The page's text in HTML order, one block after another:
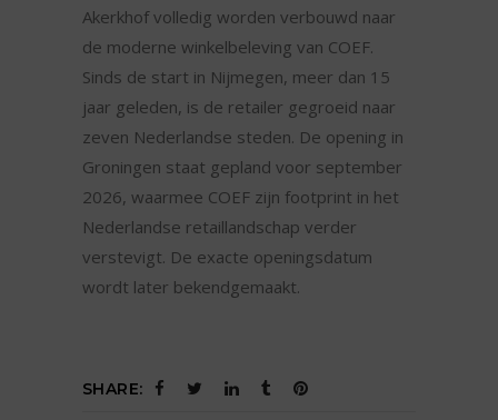
Akerkhof volledig worden verbouwd naar
de moderne winkelbeleving van COEF.
Sinds de start in Nijmegen, meer dan 15
jaar geleden, is de retailer gegroeid naar
zeven Nederlandse steden. De opening in
Groningen staat gepland voor september
2026, waarmee COEF zijn footprint in het
Nederlandse retaillandschap verder
verstevigt. De exacte openingsdatum
wordt later bekendgemaakt.
SHARE: